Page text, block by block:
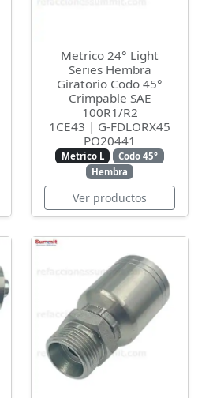
Metrico 24° Light
Series Hembra
Giratorio Codo 45°
Crimpable SAE
100R1/R2
1CE43 | G-FDLORX45
PO20441
Metrico L
Codo 45°
Hembra
Ver productos